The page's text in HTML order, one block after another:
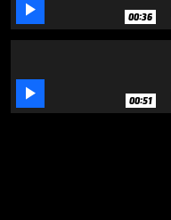
 00:36
 00:51